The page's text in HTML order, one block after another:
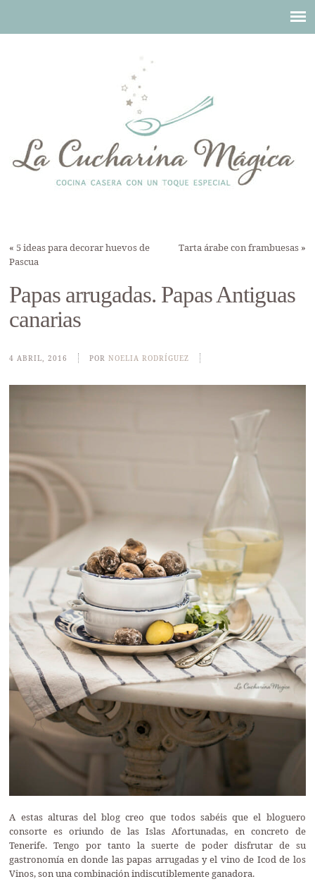
«5 ideas para decorar huevos de
Pascua
Tarta árabe con frambuesas»
Papas arrugadas. Papas Antiguas
canarias
4 ABRIL, 2016 PORNOELIA RODRÍGUEZ
A estas alturas del blog creo que todos sabéis que el bloguero
consorte es oriundo de las Islas Afortunadas, en concreto de
Tenerife. Tengo por tanto la suerte de poder disfrutar de su
gastronomía en donde las papas arrugadas y el vino de Icod de los
Vinos, son una combinación indiscutiblemente ganadora.